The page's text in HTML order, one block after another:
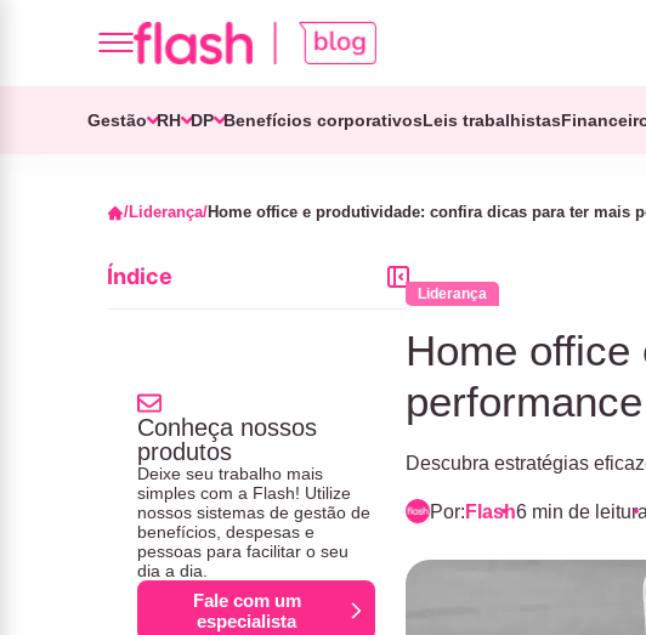
Gestão RH DP Benefícios corporativosLeis trabalhistas
Liderança Home office e produtividade: confira dicas para ter mais
Liderança
Home
performance
Descubra estratégias
Por: Flash6 min de leitura
Índice
Conheça nossos
produtos
Deixe seu trabalho mais
simples com a Flash! Utilize
nossos sistemas de gestão de
benefícios, despesas e
pessoas para facilitar o seu
dia a dia.
Fale com um
especialista